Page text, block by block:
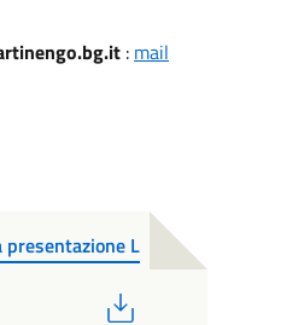
: mail
presentazione L